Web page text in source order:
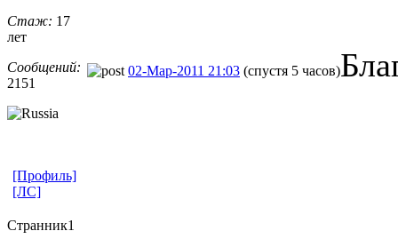
Стаж: 17
лет
Сообщений:
2151
02-Мар-2011 21:03 (спустя 5 часов)
[Профиль]
[ЛС]
Странник1